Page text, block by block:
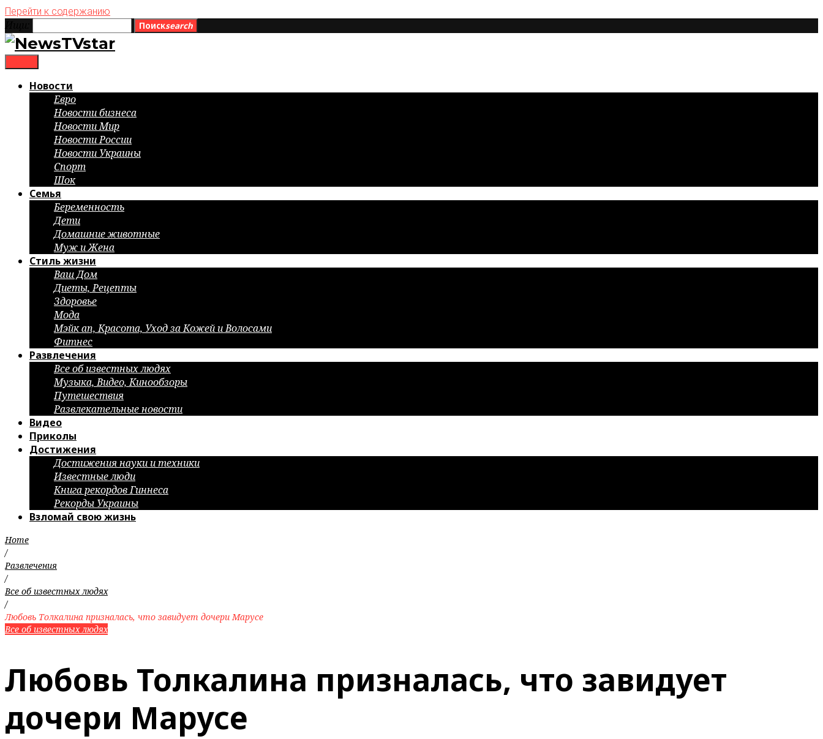
Перейти к содержанию
Поискsearch
Новости
Евро
Новости бизнеса
Новости Мир
Новости России
Новости Украины
Спорт
Шок
Семья
Беременность
Дети
Домашние животные
Муж и Жена
Стиль жизни
Ваш Дом
Диеты, Рецепты
Здоровье
Мода
Мэйк ап, Красота, Уход за Кожей и Волосами
Фитнес
Развлечения
Все об известных людях
Музыка, Видео, Кинообзоры
Путешествия
Развлекательные новости
Видео
Приколы
Достижения
Достижения науки и техники
Известные люди
Книга рекордов Гиннеса
Рекорды Украины
Взломай свою жизнь
Home
/
Развлечения
/
Все об известных людях
/
Любовь Толкалина призналась, что завидует дочери Марусе
Все об известных людях
Любовь Толкалина призналась, что завидует
дочери Марусе